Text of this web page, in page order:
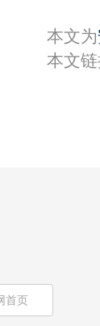
本文为
本文链
首页